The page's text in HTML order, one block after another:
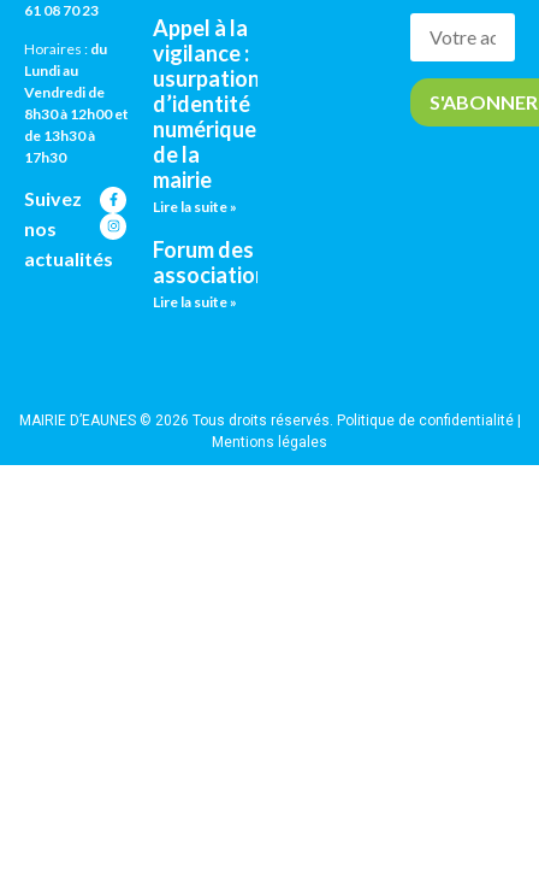
61 08 70 23
Horaires : du
Lundi au
Vendredi de
8h30 à 12h00 et
de 13h30 à
17h30
Suivez
nos
actualités
Appel à la
vigilance :
usurpation
d’identité
numérique
de la
mairie
Lire la suite »
Forum des
associations
Lire la suite »
MAIRIE D’EAUNES © 2026 Tous droits réservés. Politique de confidentialité|
Mentions légales